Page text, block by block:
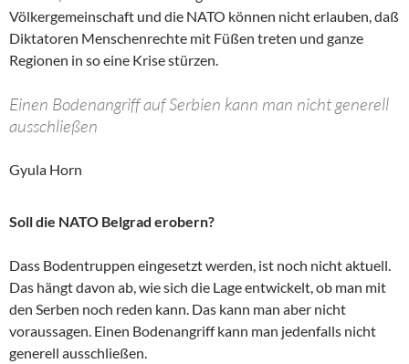
Völkergemeinschaft und die NATO können nicht erlauben, daß
Diktatoren Menschenrechte mit Füßen treten und ganze
Regionen in so eine Krise stürzen.
Einen Bodenangriff auf Serbien kann man nicht generell
ausschließen
Gyula Horn
Soll die NATO Belgrad erobern?
Dass Bodentruppen eingesetzt werden, ist noch nicht aktuell.
Das hängt davon ab, wie sich die Lage entwickelt, ob man mit
den Serben noch reden kann. Das kann man aber nicht
voraussagen. Einen Bodenangriff kann man jedenfalls nicht
generell ausschließen.